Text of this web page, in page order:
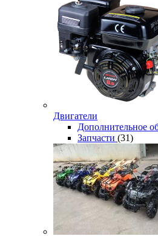
Двигатели
Дополнительное
Запчасти (31)